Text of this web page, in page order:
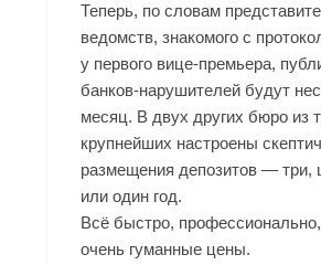
Теперь, по словам
ведомств, знакомого с
у первого вице-премьера,
банков-нарушителей будут
месяц. В двух других бюро из
крупнейших настроены
размещения депозитов — три,
или один год.
Всё быстро,
очень гуманные цены.